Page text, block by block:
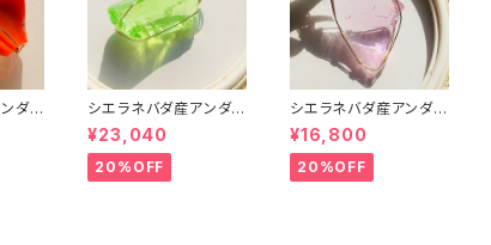
ダラ
シエラネバダ産アンダラ
クリスタル★～Gem Et
ernal Spring～【世界
で1つだけのアンダラペ
ンダントトップ】
¥23,040
20%OFF
シエラネバダ産アンダラ
クリスタル★宝石質～G
em Hart Of Got Wthi
Pink～【世界で1つだけ
のアンダラペンダントト
¥16,800
20%OFF